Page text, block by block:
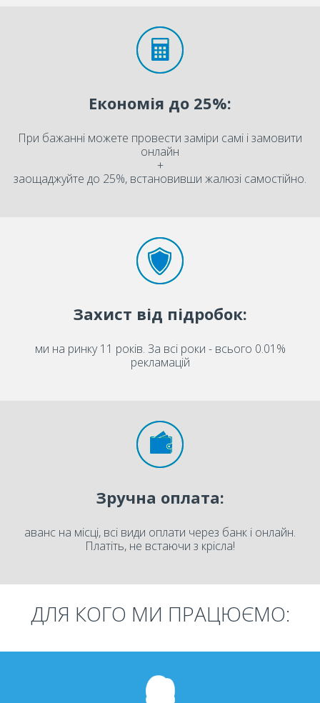
Економія до 25%:
При бажанні можете провести заміри самі і замовити
онлайн
+
заощаджуйте до 25%, встановивши жалюзі самостійно.
Захист від підробок:
ми на ринку 11 років. За всі роки - всього 0.01%
рекламацій
Зручна оплата:
аванс на місці, всі види оплати через банк і онлайн.
Платіть, не встаючи з крісла!
ДЛЯ КОГО МИ ПРАЦЮЄМО: